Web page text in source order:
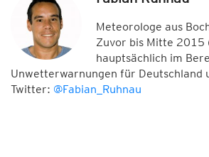
Meteorologe aus
Zuvor bis Mitte 2015
hauptsächlich im
Unwetterwarnungen für Deutschland
Twitter: @Fabian_Ruhnau